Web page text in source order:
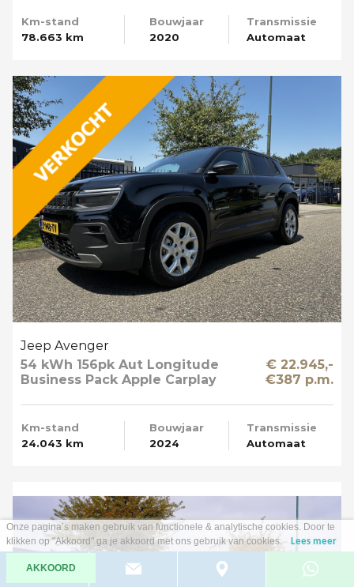
Km-stand
78.663 km
Bouwjaar
2020
Transmissie
Automaat
Jeep Avenger
54 kWh 156pk Aut Longitude
Business Pack Apple Carplay
€ 22.945,-
€387 p.m.
Km-stand
24.043 km
Bouwjaar
2024
Transmissie
Automaat
Onze pagina’s maken gebruik van functionele & analytische cookies. Door te
klikken op "Akkoord" ga je akkoord met ons gebruik van cookies.
Lees meer
AKKOORD